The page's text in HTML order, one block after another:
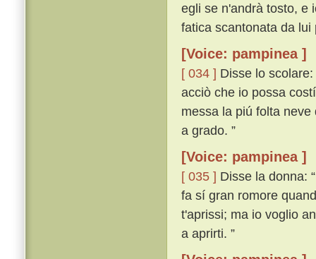
egli se n'andrà tosto, e
fatica scantonata da lui
[Voice: pampinea ]
[ 034 ] Disse lo
acciò che io possa
messa la piú folta
a grado. ”
[Voice: pampinea ]
[ 035 ] Disse la donna:
fa sí gran romore
t'aprissi; ma io voglio
a aprirti. ”